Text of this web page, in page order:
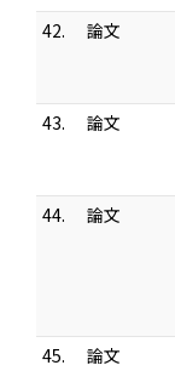
42.
論文
43.
論文
44.
論文
45. 論文